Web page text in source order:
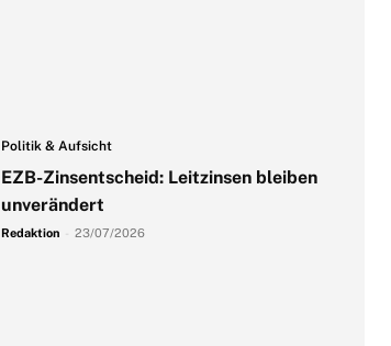
Politik & Aufsicht
EZB-Zinsentscheid: Leitzinsen bleiben
unverändert
Redaktion 23/07/2026